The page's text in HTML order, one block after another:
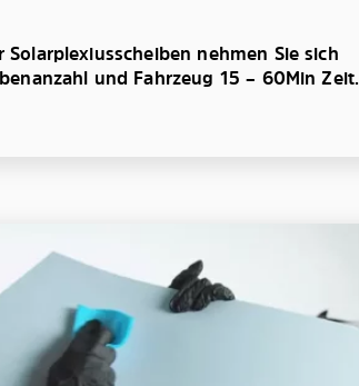
Solarplexiusscheiben nehmen Sie sich
und Fahrzeug 15 – 60Min Zeit.